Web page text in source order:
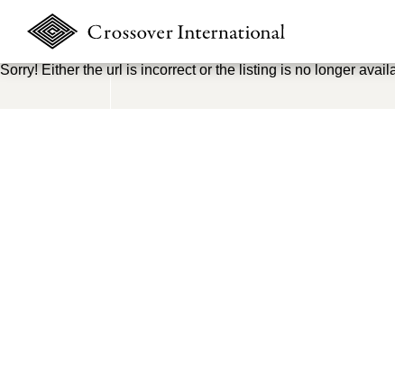
Sorry! Either the url is incorrect or the listing is no longer